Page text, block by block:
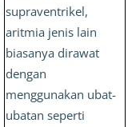
supraventrikel,
aritmia jenis lain
biasanya dirawat
dengan
menggunakan ubat-
ubatan seperti